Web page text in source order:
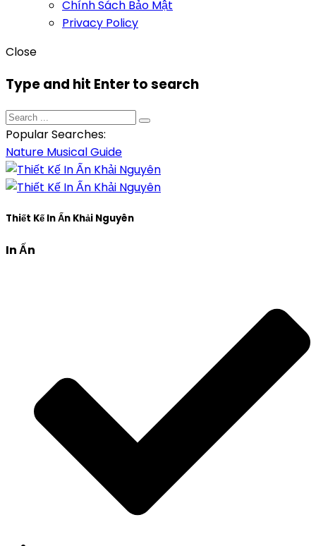
Chính Sách Bảo Mật
Privacy Policy
Close
Type and hit Enter to search
Popular Searches:
Nature MusicalGuide
Thiết Kế In Ấn Khải Nguyên
In Ấn